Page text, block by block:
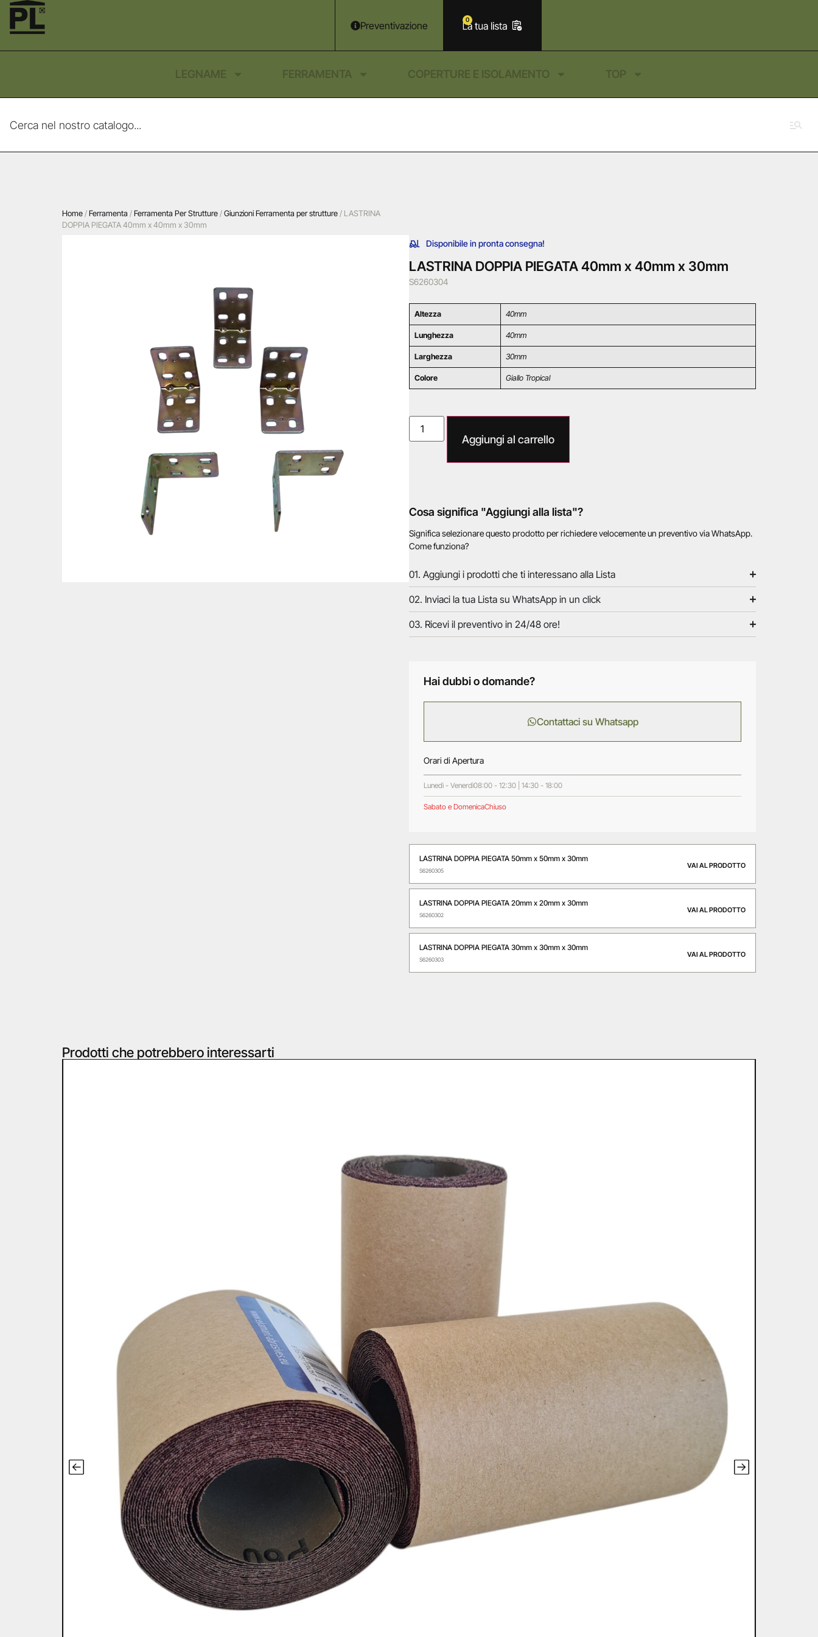
Preventivazione 0
LEGNAME FERRAMENTA COPERTURE E ISOLAMENTO TOP
Home /Ferramenta /Ferramenta Per Strutture /Giunzioni Ferramenta per strutture / LASTRINA
DOPPIA PIEGATA 40mm x 40mm x 30mm
Disponibile in pronta consegna!
LASTRINA DOPPIA PIEGATA 40mm x 40mm x 30mm
S6260304
Altezza 40mm
Lunghezza 40mm
Larghezza 30mm
Colore Giallo Tropical
Aggiungi al carrello
Cosa significa "Aggiungi alla lista"?
Significa selezionare questo prodotto per richiedere velocemente un preventivo via WhatsApp.
Come funziona?
01. Aggiungi i prodotti che ti interessano alla Lista
02. Inviaci la tua Lista su WhatsApp in un click
03. Ricevi il preventivo in 24/48 ore!
Hai dubbi o domande?
Contattaci su Whatsapp
Orari di Apertura
Lunedì - Venerdì08:00 - 12:30 | 14:30 - 18:00
Sabato e DomenicaChiuso
LASTRINA DOPPIA PIEGATA 50mm x 50mm x 30mm
S6260305
VAI AL PRODOTTO
LASTRINA DOPPIA PIEGATA 20mm x 20mm x 30mm
S6260302
VAI AL PRODOTTO
LASTRINA DOPPIA PIEGATA 30mm x 30mm x 30mm
S6260303
VAI AL PRODOTTO
Prodotti che potrebbero interessarti